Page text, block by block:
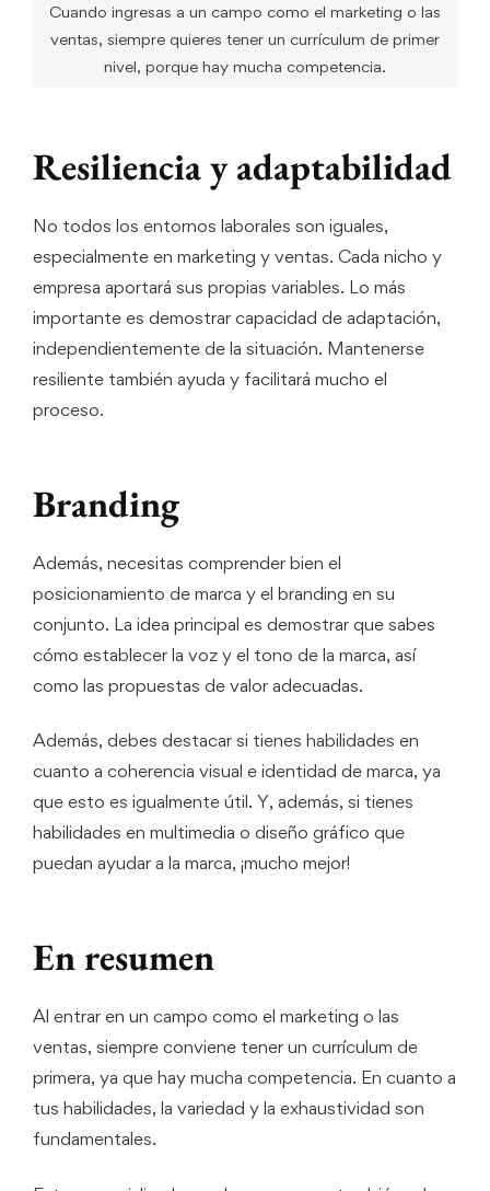
Cuando ingresas a un campo como el marketing o las
ventas, siempre quieres tener un currículum de primer
nivel, porque hay mucha competencia.
Resiliencia y adaptabilidad
No todos los entornos laborales son iguales,
especialmente en marketing y ventas. Cada nicho y
empresa aportará sus propias variables. Lo más
importante es demostrar capacidad de adaptación,
independientemente de la situación. Mantenerse
resiliente también ayuda y facilitará mucho el
proceso.
Branding
Además, necesitas comprender bien el
posicionamiento de marca y el branding en su
conjunto. La idea principal es demostrar que sabes
cómo establecer la voz y el tono de la marca, así
como las propuestas de valor adecuadas.
Además, debes destacar si tienes habilidades en
cuanto a coherencia visual e identidad de marca, ya
que esto es igualmente útil. Y, además, si tienes
habilidades en multimedia o diseño gráfico que
puedan ayudar a la marca, ¡mucho mejor!
En resumen
Al entrar en un campo como el marketing o las
ventas, siempre conviene tener un currículum de
primera, ya que hay mucha competencia. En cuanto a
tus habilidades, la variedad y la exhaustividad son
fundamentales.